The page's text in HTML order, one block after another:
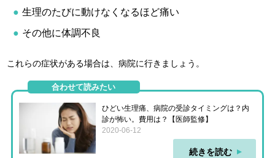
生理のたびに動けなくなるほど痛い
その他に体調不良
これらの症状がある場合は、病院に行きましょう。
合わせて読みたい
ひどい生理痛、病院の受診タイミングは？内
診が怖い。費用は？【医師監修】
2020-06-12
続きを読む